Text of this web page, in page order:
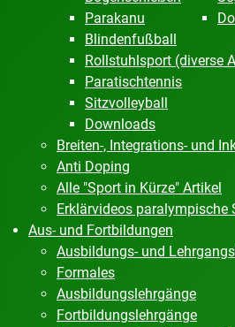
Parakanu
Blindenfußball
Rollstuhlsport (diverse
Paratischtennis
Sitzvolleyball
Downloads
Breiten-, Integrations- und
Anti Doping
Alle "Sport in Kürze" Artikel
Erklärvideos paralympische
Aus- und Fortbildungen
Ausbildungs- und
Formales
Ausbildungslehrgänge
Fortbildungslehrgänge